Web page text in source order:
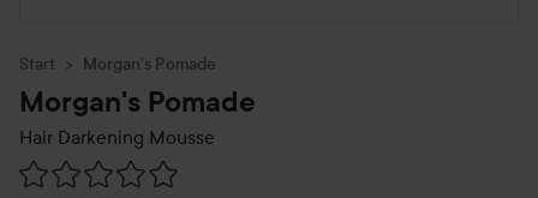
Start Morgan's Pomade
Morgan's Pomade
Hair Darkening Mousse
Hoppa till Betyg & kommentarer